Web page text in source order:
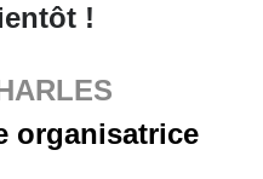
!
organisatrice